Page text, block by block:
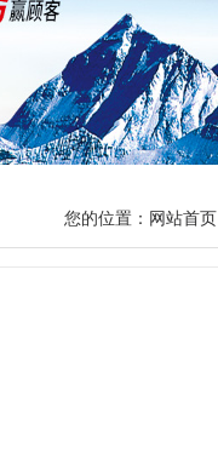
您的位置： 网站首页